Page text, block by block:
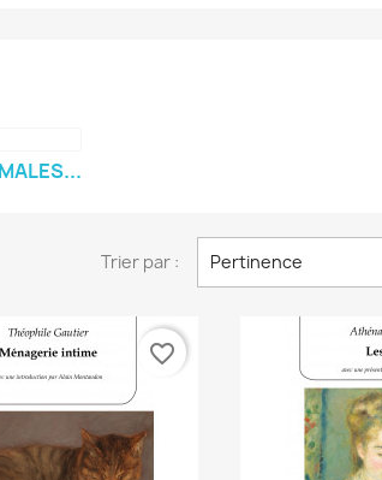
Trier par : Pertinence
favorite_border